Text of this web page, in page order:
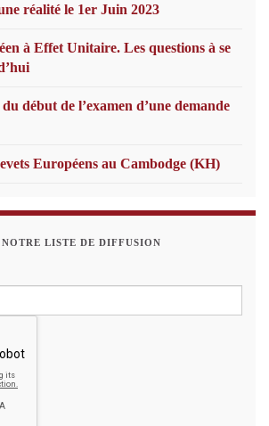
réalité le 1er Juin 2023
à Effet Unitaire. Les questions à se
début de l’examen d’une demande
Européens au Cambodge (KH)
LISTE DE DIFFUSION